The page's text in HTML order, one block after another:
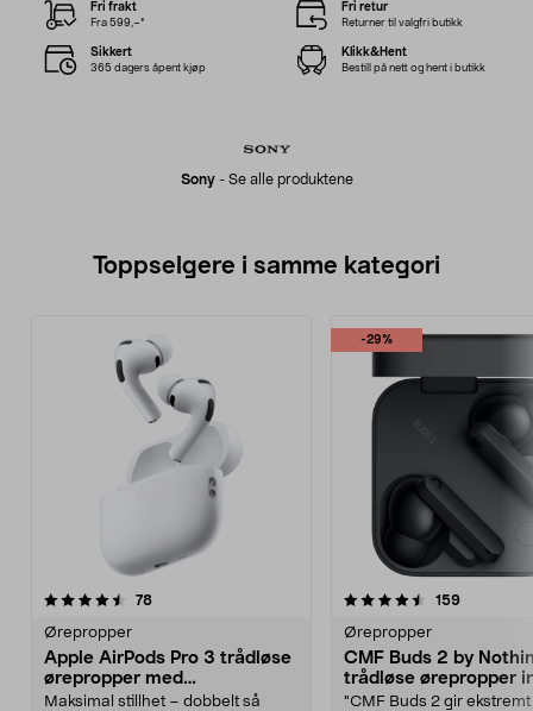
Sony- Se alle produktene
Fri frakt
Fra 599,–*
Fri retur
Returner til valgfri butikk
Sikkert
365 dagers åpent kjøp
Klikk&Hent
Bestill på nett og hent i butikk
Toppselgere i samme kategori
78anmeldelser
Ørepropper
Apple AirPods Pro 3 trådløse
ørepropper med
støyreduksjon
Maksimal stillhet – dobbelt så
-29%
4.5 av 5 stjerner 159
Ørepropper
CMF Buds 2 by
trådløse ørepropper
"CMF Buds 2 gir
4.5 av 5 stjerner